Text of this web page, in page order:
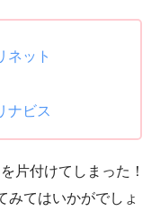
ネット
ナビス
片付けてしまった！
みてはいかがでしょ